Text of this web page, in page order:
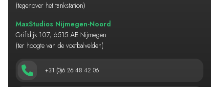
(tegenover het tankstation)
MaxStudios Nijmegen-Noord
Griftdijk 107, 6515 AE Nijmegen
(ter hoogte van de voetbalvelden)
+31 (0)6 26 48 42 06